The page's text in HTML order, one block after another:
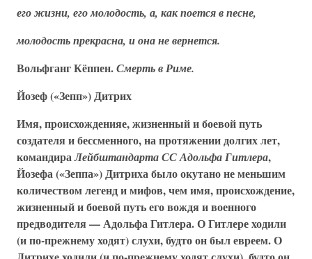
его жизни, его молодость, а, как поется в песне,
молодость прекрасна, и она не вернется.
Вольфганг Кёппен.Смерть в Риме.
Йозеф («Зепп») Дитрих
Имя, происхожденияе, жизненный и боевой путь
создателя и бессменного, на протяжении долгих лет,
командираЛейбштандарта СС Адольфа Гитлера,
Йозефа («Зеппа») Дитриха было окутано не меньшим
количеством легенд и мифов, чем имя, происхождение,
жизненный и боевой путь его вождя и военного
предводителя — Адольфа Гитлера. О Гитлере ходили
(и по-прежнему ходят) слухи, будто он был евреем. О